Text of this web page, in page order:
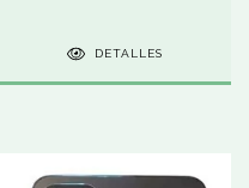
DETALLES